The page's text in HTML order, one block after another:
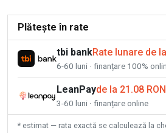
Plătește în rate
tbi bankRate lunare de
6-60 luni · finanțare 100%
LeanPayde la 21.08
3-60 luni · finanțare online
* estimat — rata exactă se calculează la